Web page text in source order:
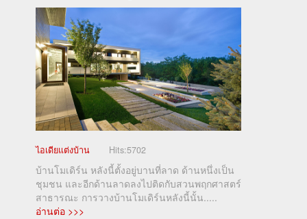
ไอเดียแต่งบ้าน Hits:5702
บ้านโมเดิร์น หลังนี้ตั้งอยู่บานที่ลาด ด้านหนึ่งเป็น
ชุมชน และอีกด้านลาดลงไปติดกับสวนพฤกศาสตร์
สาธารณะ การวางบ้านโมเดิร์นหลังนี้นั้น.....
อ่านต่อ >>>